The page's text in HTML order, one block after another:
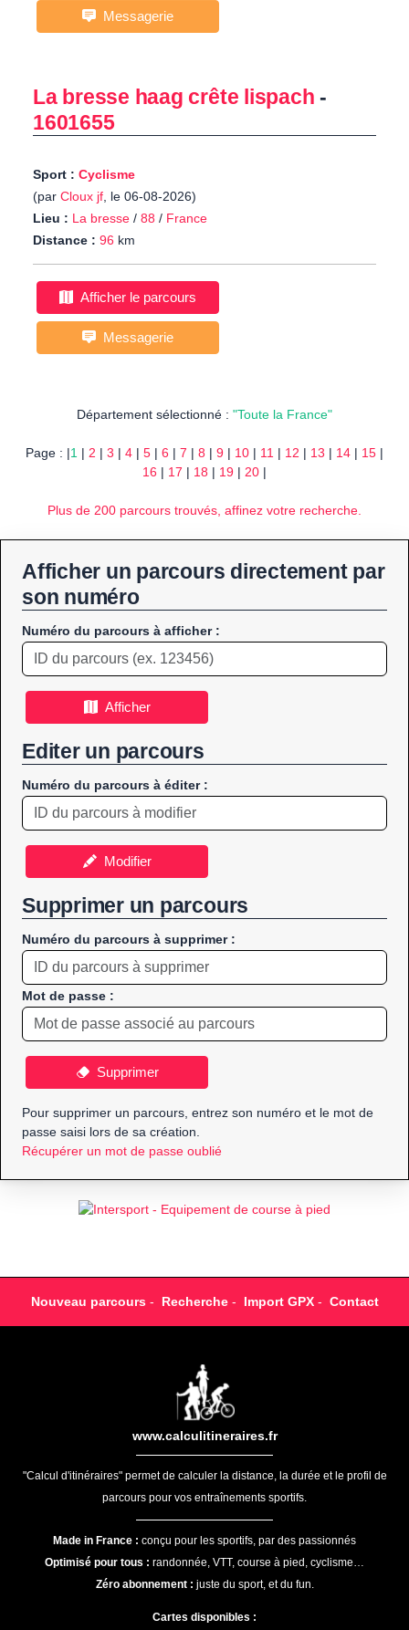
Messagerie
La bresse haag crête lispach -
1601655
Sport : Cyclisme
(par Cloux jf, le 06-08-2026)
Lieu : La bresse / 88 / France
Distance : 96 km
Afficher le parcours
Messagerie
Département sélectionné : "Toute la France"
Page : |1 | 2 | 3 | 4 | 5 | 6 | 7 | 8 | 9 | 10 | 11 | 12 | 13 | 14 | 15 |
16 | 17 | 18 | 19 | 20 |
Plus de 200 parcours trouvés, affinez votre recherche.
Afficher un parcours directement par
son numéro
Numéro du parcours à afficher :
Afficher
Editer un parcours
Numéro du parcours à éditer :
Modifier
Supprimer un parcours
Numéro du parcours à supprimer :
Mot de passe :
Supprimer
Pour supprimer un parcours, entrez son numéro et le mot de
passe saisi lors de sa création.
Récupérer un mot de passe oublié
Nouveau parcours- Recherche- Import GPX- Contact
www.calculitineraires.fr
"Calcul d'itinéraires" permet de calculer la distance, la durée et le profil de
parcours pour vos entraînements sportifs.
Made in France : conçu pour les sportifs, par des passionnés
Optimisé pour tous : randonnée, VTT, course à pied, cyclisme…
Zéro abonnement : juste du sport, et du fun.
Cartes disponibles :